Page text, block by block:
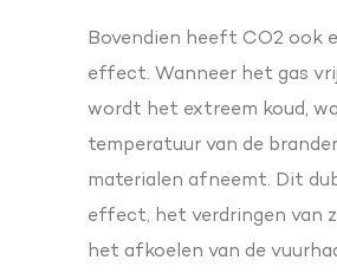
Bovendien heeft CO2 ook
effect. Wanneer het gas
wordt het extreem koud,
temperatuur van de
materialen afneemt. Dit
effect, het verdringen van
het afkoelen van de